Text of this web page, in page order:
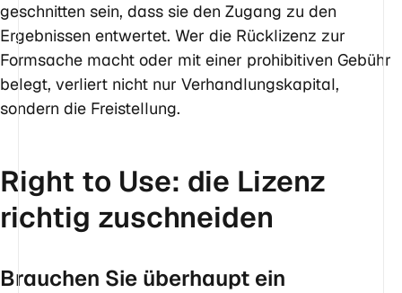
geschnitten sein, dass sie den Zugang zu den
Ergebnissen entwertet. Wer die Rücklizenz zur
Formsache macht oder mit einer prohibitiven Gebühr
belegt, verliert nicht nur Verhandlungskapital,
sondern die Freistellung.
Right to Use: die Lizenz
richtig zuschneiden
Brauchen Sie überhaupt ein